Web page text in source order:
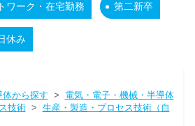
ワーク・在宅勤務 第二新卒
休み
体から探す > 電気・電子・機械・半導体
技術> 生産・製造・プロセス技術（自